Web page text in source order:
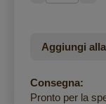
Aggiungi
Consegna:
Pronto per la